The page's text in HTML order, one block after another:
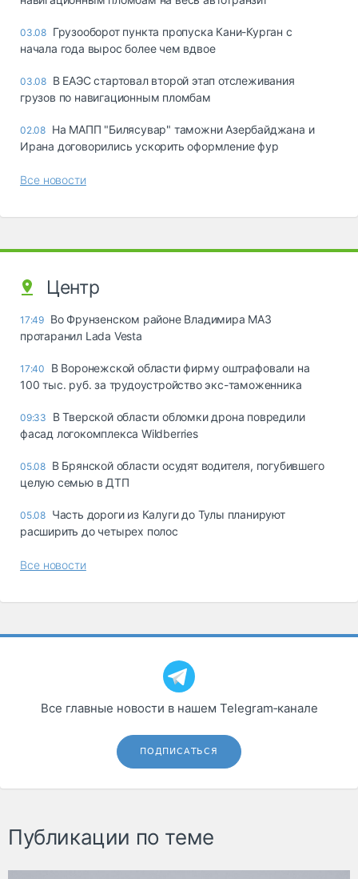
03.08 Грузооборот пункта пропуска Кани-Курган с
начала года вырос более чем вдвое
03.08 В ЕАЭС стартовал второй этап отслеживания
грузов по навигационным пломбам
02.08 На МАПП "Билясувар" таможни Азербайджана и
Ирана договорились ускорить оформление фур
Все новости
Центр
17:49 Во Фрунзенском районе Владимира МАЗ
протаранил Lada Vesta
17:40
В Воронежской области фирму оштрафовали на
100 тыс. руб. за трудоустройство экс-таможенника
09:33
В Тверской области обломки дрона повредили
фасад логокомплекса Wildberries
05.08 В Брянской области осудят водителя, погубившего
целую семью в ДТП
05.08 Часть дороги из Калуги до Тулы планируют
расширить до четырех полос
Все новости
Все главные новости в нашем Telegram‑канале
ПОДПИСАТЬСЯ
Публикации по теме